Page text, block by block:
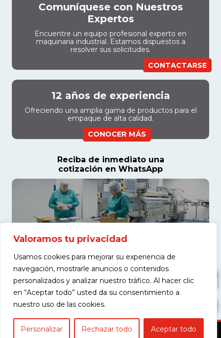
Valoramos tu privacidad
Usamos cookies para mejorar su experiencia de
navegación, mostrarle anuncios o contenidos
personalizados y analizar nuestro tráfico. Al hacer clic
en “Aceptar todo” usted da su consentimiento a
nuestro uso de las cookies.
Personalizar Rechazar todo Aceptar todo
Comuníquese con Nuestros
Expertos
Encuentre un equipo profesional experto en
maquinaria industrial. Estamos dispuestos a
resolver sus solicitudes.
CONTACTARSE
12 años de experiencia
Ofreciendo una amplia gama de productos para el
empaque de alta calidad.
CONOCER MÁS
Reciba de inmediato una
cotización en WhatsApp
COTIZAR
Copyright © 2026 Americas Maquinaria S.A.S. - Todos los derechos